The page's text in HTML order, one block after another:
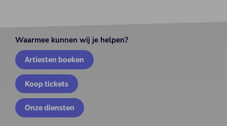
Waarmee kunnen wij je helpen?
Artiesten boeken
Koop tickets
Onze diensten